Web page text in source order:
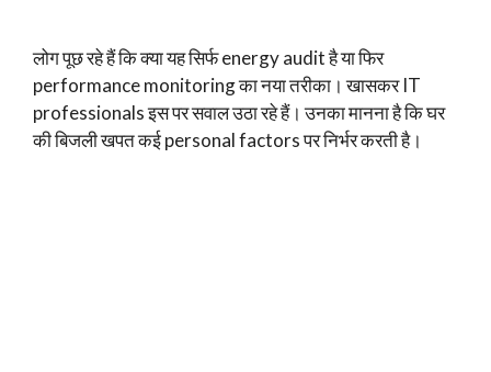
लोग पूछ रहे हैं कि क्या यह सिर्फ energy audit है या फिर
performance monitoring का नया तरीका। खासकर IT
professionals इस पर सवाल उठा रहे हैं। उनका मानना है कि घर
की बिजली खपत कई personal factors पर निर्भर करती है।